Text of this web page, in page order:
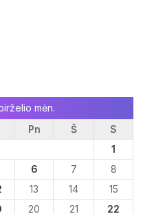
mėn.
Pn Š
S
1
6 7
8
13 14
15
20 21 22